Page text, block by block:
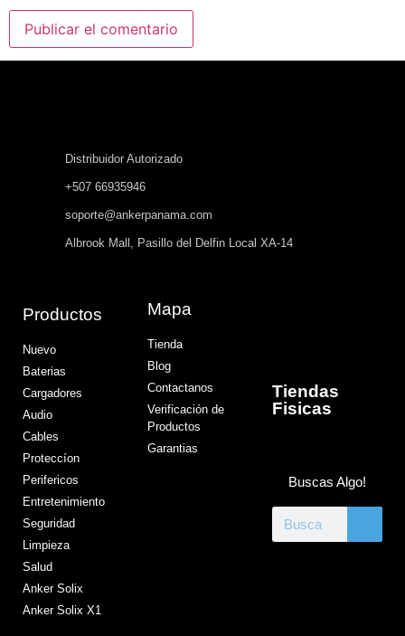
Distribuidor Autorizado
+507 66935946
soporte@ankerpanama.com
Albrook Mall, Pasillo del Delfin Local XA-14
Productos
Nuevo
Baterias
Cargadores
Audio
Cables
Proteccíon
Perifericos
Entretenimiento
Seguridad
Limpieza
Salud
Anker Solix
Anker Solix X1
Mapa
Tienda
Blog
Contactanos
Verificación de
Productos
Garantias
Tiendas
Fisicas
Buscas Algo!